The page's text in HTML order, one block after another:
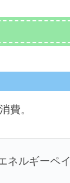
費。
ネルギーペイ